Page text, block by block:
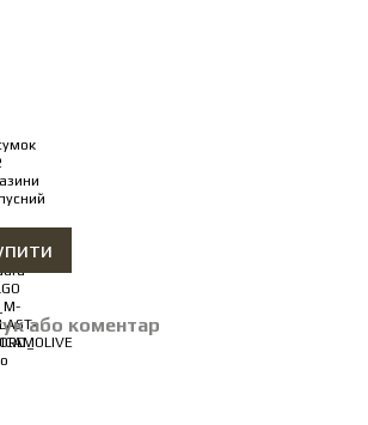
або коментар